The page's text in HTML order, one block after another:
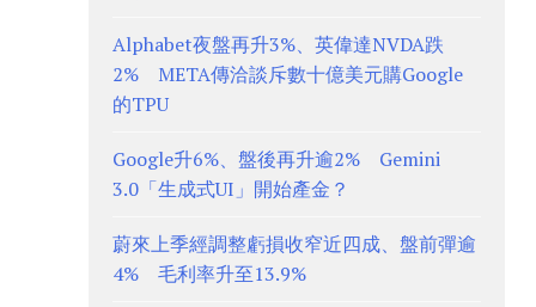
Alphabet夜盤再升3%、英偉達NVDA跌
2% META傳洽談斥數十億美元購Google
的TPU
Google升6%、盤後再升逾2% Gemini
3.0「生成式UI」開始產金？
蔚來上季經調整虧損收窄近四成、盤前彈逾
4% 毛利率升至13.9%